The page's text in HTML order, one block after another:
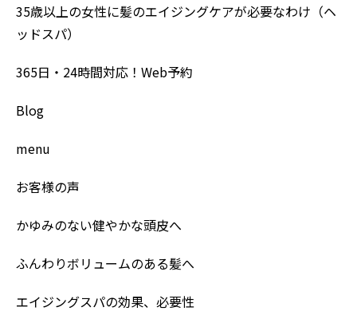
35歳以上の女性に髪のエイジングケアが必要なわけ（ヘ
ッドスパ）
365日・24時間対応！Web予約
Blog
menu
お客様の声
かゆみのない健やかな頭皮へ
ふんわりボリュームのある髪へ
エイジングスパの効果、必要性